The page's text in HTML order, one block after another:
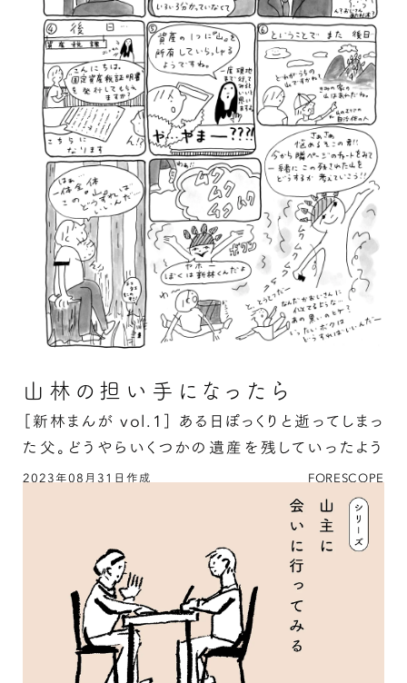
山林の担い手になったら
［新林まんが vol.1］ ある日ぽっくりと逝ってしまっ
た父。どうやらいくつかの遺産を残していったよう
で、まずは自治体の窓口に相談に行ってみることに
2023年08月31日作成 FORESCOPE
山林の担い手になったらの続きを読む